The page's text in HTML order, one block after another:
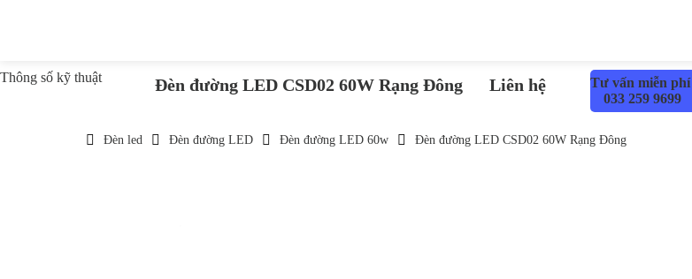
Thông số kỹ thuật Đèn đường LED CSD02 60W Rạng Đông Liên hệ
Tư vấn miễn phí
033 259 9699
Đèn led Đèn đường LED Đèn đường LED 60w Đèn đường LED CSD02 60W Rạng Đông